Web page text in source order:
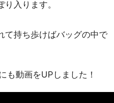
入ります。
て持ち歩けばバッグの中で
も動画をUPしました！